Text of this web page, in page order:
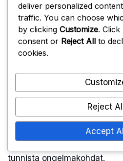
Ahrefs
työkalut
Työkalujen
ja parhaat
Työkalujen tehokas käyttö
valinnasta verkkosivuston
tunnista ongelmakohdat.
deliver personalized
traffic. You can choose
by clicking Customize. Click
consent or Reject All to
cookies.
Reject
Accept